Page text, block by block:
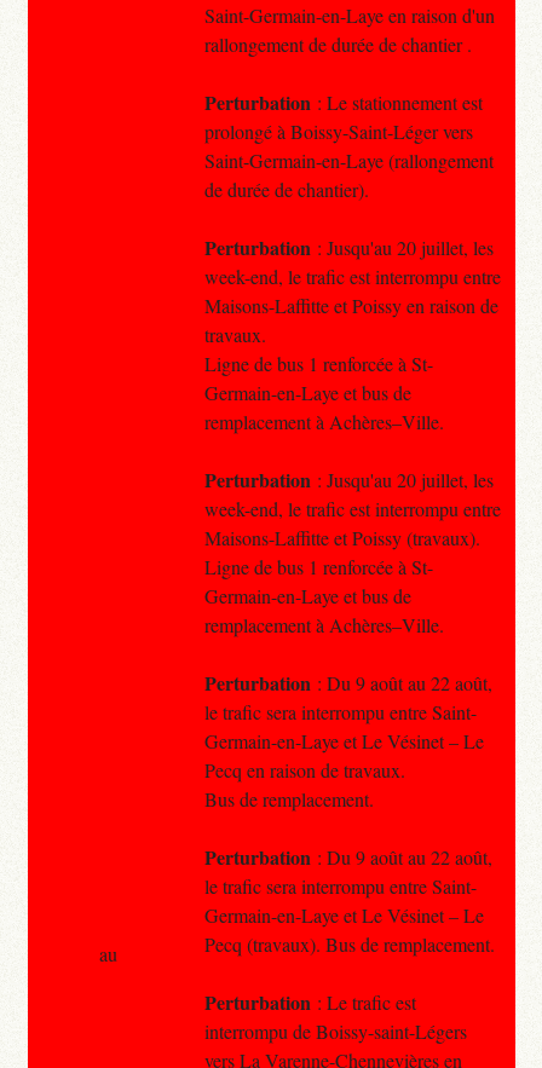
Saint-Germain-en-Laye en raison d'un
rallongement de durée de chantier .
Perturbation : Le stationnement est
prolongé à Boissy-Saint-Léger vers
Saint-Germain-en-Laye (rallongement
de durée de chantier).
Perturbation : Jusqu'au 20 juillet, les
week-end, le trafic est interrompu entre
Maisons-Laffitte et Poissy en raison de
travaux.
Ligne de bus 1 renforcée à St-
Germain-en-Laye et bus de
remplacement à Achères–Ville.
Perturbation : Jusqu'au 20 juillet, les
week-end, le trafic est interrompu entre
Maisons-Laffitte et Poissy (travaux).
Ligne de bus 1 renforcée à St-
Germain-en-Laye et bus de
remplacement à Achères–Ville.
Perturbation : Du 9 août au 22 août,
le trafic sera interrompu entre Saint-
Germain-en-Laye et Le Vésinet – Le
Pecq en raison de travaux.
Bus de remplacement.
Perturbation : Du 9 août au 22 août,
le trafic sera interrompu entre Saint-
Germain-en-Laye et Le Vésinet – Le
Pecq (travaux). Bus de remplacement.
Perturbation : Le trafic est
interrompu de Boissy-saint-Légers
vers La Varenne-Chennevières en
au